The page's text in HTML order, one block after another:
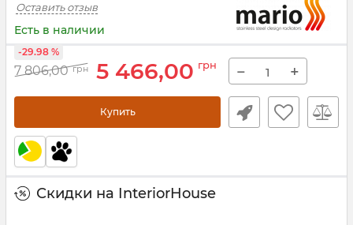
Оставить отзыв
Есть в наличии
7 806,00 грн 5 466,00 грн
-29.98 %
− +
Купить
Скидки на InteriorHouse